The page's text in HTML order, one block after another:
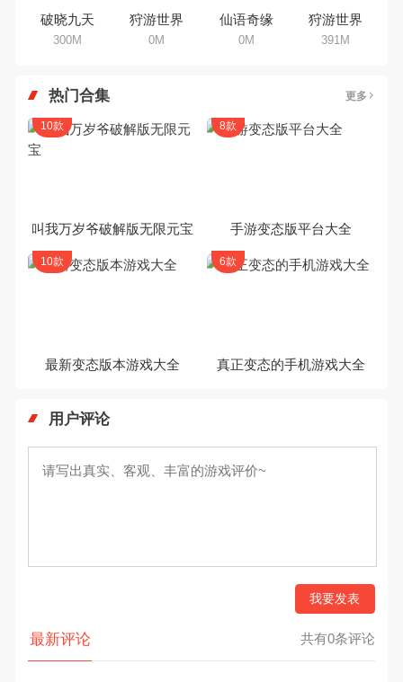
破晓九天
300M
狩游世界
0M
仙语奇缘
0M
狩游世界
391M
热门合集 更多
叫我万岁爷破解版无限元宝
10款
手游变态版平台大全
8款
最新变态版本游戏大全
10款
真正变态的手机游戏大全
6款
用户评论
我要发表
最新评论 共有0条评论